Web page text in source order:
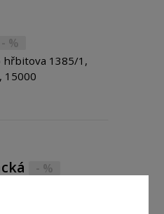
- %
hřbitova 1385/1,
15000
- %